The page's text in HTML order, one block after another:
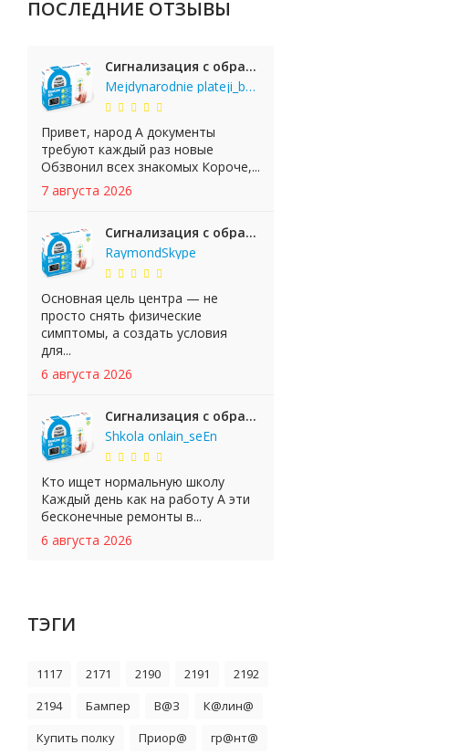
ПОСЛЕДНИЕ ОТЗЫВЫ
Сигнализация с обратной связью StarLine E65 BT 2CAN+LIN
Mejdynarodnie plateji_bgKi
Привет, народ А документы
требуют каждый раз новые
Обзвонил всех знакомых Короче,...
7 августа 2026
Сигнализация с обратной связью StarLine E65 BT 2CAN+LIN
RaymondSkype
Основная цель центра — не
просто снять физические
симптомы, а создать условия
для...
6 августа 2026
Сигнализация с обратной связью StarLine E65 BT 2CAN+LIN
Shkola onlain_seEn
Кто ищет нормальную школу
Каждый день как на работу А эти
бесконечные ремонты в...
6 августа 2026
ТЭГИ
1117 2171 2190 2191
2192
2194
Бампер В@З
К@лин@
Купить полку
Приор@ гр@нт@